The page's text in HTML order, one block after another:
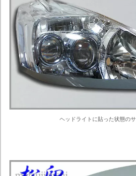
ヘッドライトに貼った状態の